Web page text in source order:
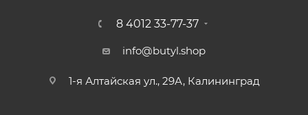
8 4012 33-77-37
info@butyl.shop
1-я Алтайская ул., 29А, Калининград